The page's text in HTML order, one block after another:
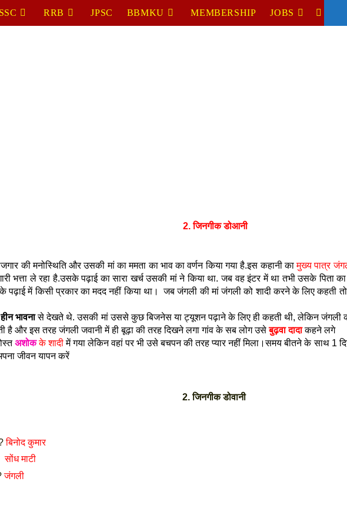
SSC RRB JPSC BBMKU MEMBERSHIP JOBS
2. जिनगीक डोआनी
की मनोस्थिति और उसकी मां का ममता का भाव का वर्णन किया गया है.इस कहानी कामुख्य पात्र
भत्ता ले रहा है.उसके पढ़ाई का सारा खर्च उसकी मां ने किया था. जब वह इंटर में था तभी उसके पिता
पढ़ाई में किसी प्रकार का मदद नहीं किया था। जब जंगली की मां जंगली को शादी करने के लिए कहती
हीन भावनासे देखते थे. उसकी मां उससे कुछ बिजनेस या ट्यूशन पढ़ाने के लिए ही कहती थी, लेकिन जंगली
है और इस तरह जंगली जवानी में ही बूढ़ा की तरह दिखने लगा गांव के सब लोग उसेबुढ़वा दादाकहने लगे
अशोकके शादीमें गया लेकिन वहां पर भी उसे बचपन की तरह प्यार नहीं मिला।समय बीतने के साथ 1
जीवन यापन करें
2. जिनगीक डोवानी
बिनोद कुमार
सोंध माटी
जंगली